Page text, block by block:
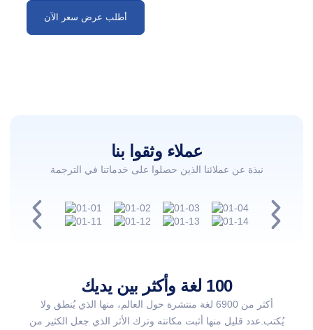
أطلب عرض سعر الآن
عملاء وثقوا بنا
نبذة عن عملائنا الذين حصلوا على خدماتنا في الترجمة
100 لغة وأكثر بين يديك
أكثر من 6900 لغة منتشرة حول العالم، منها الذي يُنطق ولا
يُكتب.عدد قليل منها أثبت مكانته وترك الأثر الذي جعل الكثير من